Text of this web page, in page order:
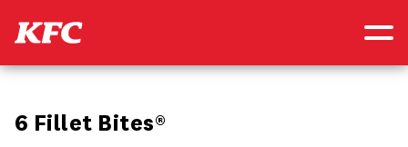
6 Fillet Bites®